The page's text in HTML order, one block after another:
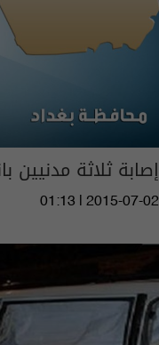
إصابة ثلاثة مدنيين
01:13 | 2015-07-02